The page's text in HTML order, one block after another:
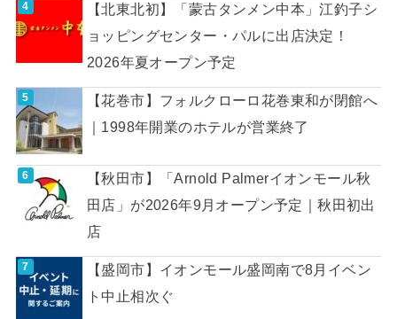
【北東北初】「蒙古タンメン中本」江釣子シ
ョッピングセンター・パルに出店決定！
2026年夏オープン予定
【花巻市】フォルクローロ花巻東和が閉館へ
｜1998年開業のホテルが営業終了
【秋田市】「Arnold Palmerイオンモール秋
田店」が2026年9月オープン予定｜秋田初出
店
【盛岡市】イオンモール盛岡南で8月イベン
ト中止相次ぐ